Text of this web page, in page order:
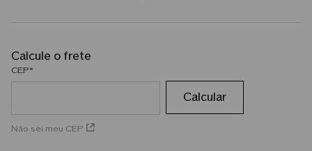
CEP
Não sei meu CEP